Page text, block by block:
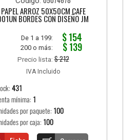
PAPEL ARROZ 50X50CM CAFE
BORDES CON DISEÑO JM
De 1 a 199: $ 154
200 o más: $ 139
Precio lista:$ 212
IVA Incluido
431
mínima: 1
por paquete: 100
por caja: 100